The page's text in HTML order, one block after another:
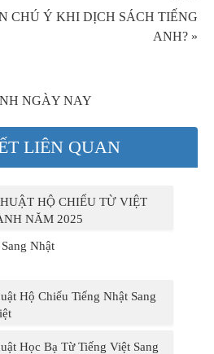
CHÚ Ý KHI DỊCH SÁCH TIẾNG
ANH? »
NGÀY NAY
LIÊN QUAN
HỘ CHIẾU TỪ VIỆT
NĂM 2025
Nhật
Hộ Chiếu Tiếng Nhật Sang
Học Bạ Từ Tiếng Việt Sang